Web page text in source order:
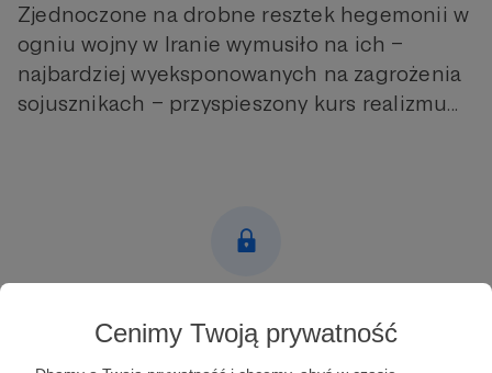
Cenimy Twoją prywatność
Zjednoczone na drobne resztek hegemonii w
ogniu wojny w Iranie wymusiło na ich –
najbardziej wyeksponowanych na zagrożenia
sojusznikach – przyspieszony kurs realizmu...
Aby zobaczyć ten materiał musisz być zalogowany